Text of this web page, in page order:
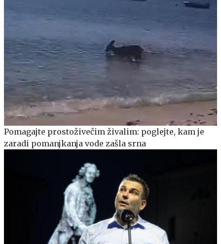
Pomagajte prostoživečim živalim: poglejte, kam je
zaradi pomanjkanja vode zašla srna